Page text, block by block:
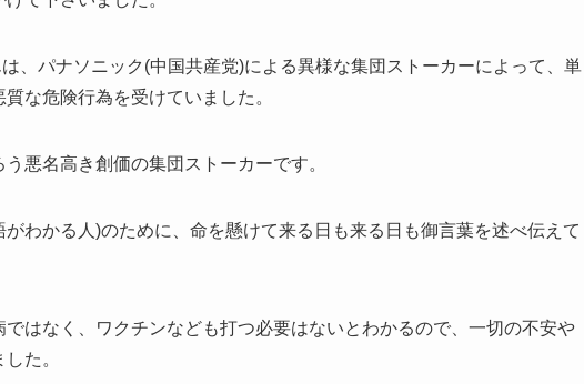
、パナソニック(中国共産党)による異様な集団ストーカーによって、単
な危険行為を受けていました。
悪名高き創価の集団ストーカーです。
わかる人)のために、命を懸けて来る日も来る日も御言葉を述べ伝えて
はなく、ワクチンなども打つ必要はないとわかるので、一切の不安や
た。